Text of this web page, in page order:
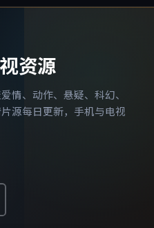
资源
情、动作、悬疑、科幻、
源每日更新，手机与电视